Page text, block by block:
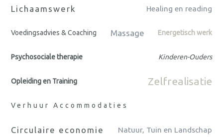
Lichaamswerk Healing en reading
Voedingsadvies & Coaching Massage Energetisch werk
Psychosociale therapie Kinderen-Ouders
Opleiding en Training Zelfrealisatie
Verhuur Accommodaties
Circulaire economie Natuur, Tuin en Landschap